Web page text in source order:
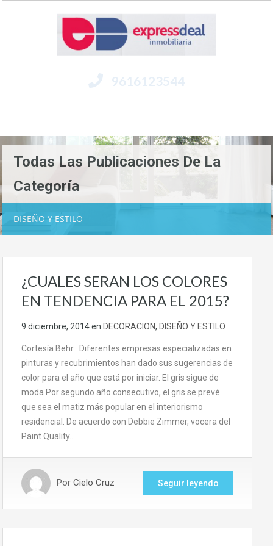
9616123544
Todas Las Publicaciones De La
Categoría
DISEÑO Y ESTILO
¿CUALES SERAN LOS COLORES
EN TENDENCIA PARA EL 2015?
9 diciembre, 2014en DECORACION, DISEÑO Y ESTILO
Cortesía Behr Diferentes empresas especializadas en
pinturas y recubrimientos han dado sus sugerencias de
color para el año que está por iniciar. El gris sigue de
moda Por segundo año consecutivo, el gris se prevé
que sea el matiz más popular en el interiorismo
residencial. De acuerdo con Debbie Zimmer, vocera del
Paint Quality…
Por Cielo Cruz Seguir leyendo